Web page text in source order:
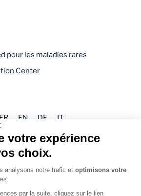
pour les maladies rares
Center
FR EN DE IT
Mentions légales
de confidentialité